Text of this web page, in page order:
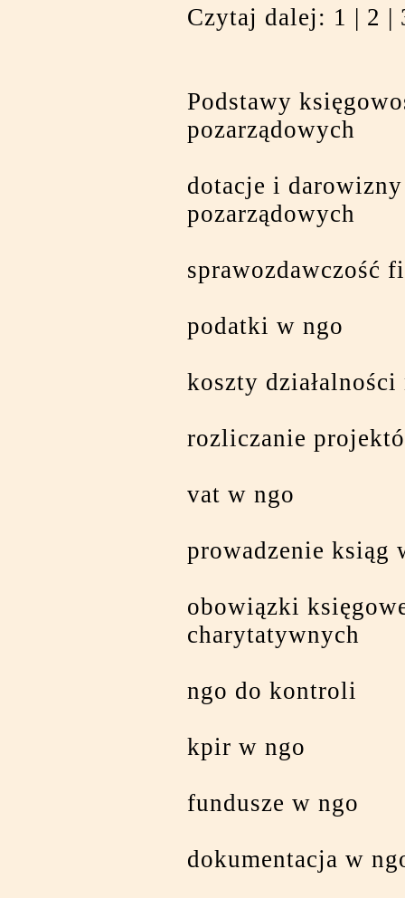
Czytaj dalej: 1 | 2 |
Podstawy
pozarządowych
dotacje i
pozarządowych
sprawozdawczość
podatki w ngo
koszty działalności
rozliczanie
vat w ngo
prowadzenie ksiąg
obowiązki
charytatywnych
ngo do kontroli
kpir w ngo
fundusze w ngo
dokumentacja w